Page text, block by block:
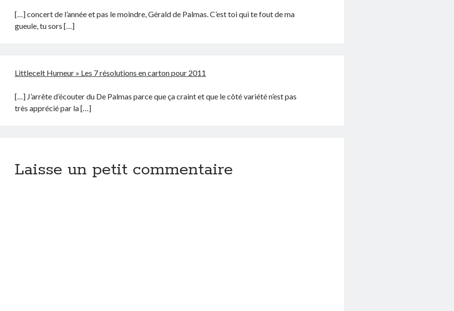
[…] concert de l’année et pas le moindre, Gérald de Palmas. C’est toi qui te fout de ma
gueule, tu sors […]
Littlecelt Humeur » Les 7 résolutions en carton pour 2011
[…] J’arrête d’écouter du De Palmas parce que ça craint et que le côté variété n’est pas
très apprécié par la […]
Laisse un petit commentaire